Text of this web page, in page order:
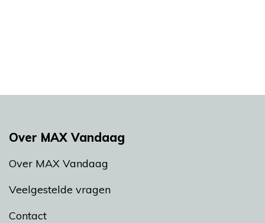
Over MAX Vandaag
Over MAX Vandaag
Veelgestelde vragen
Contact